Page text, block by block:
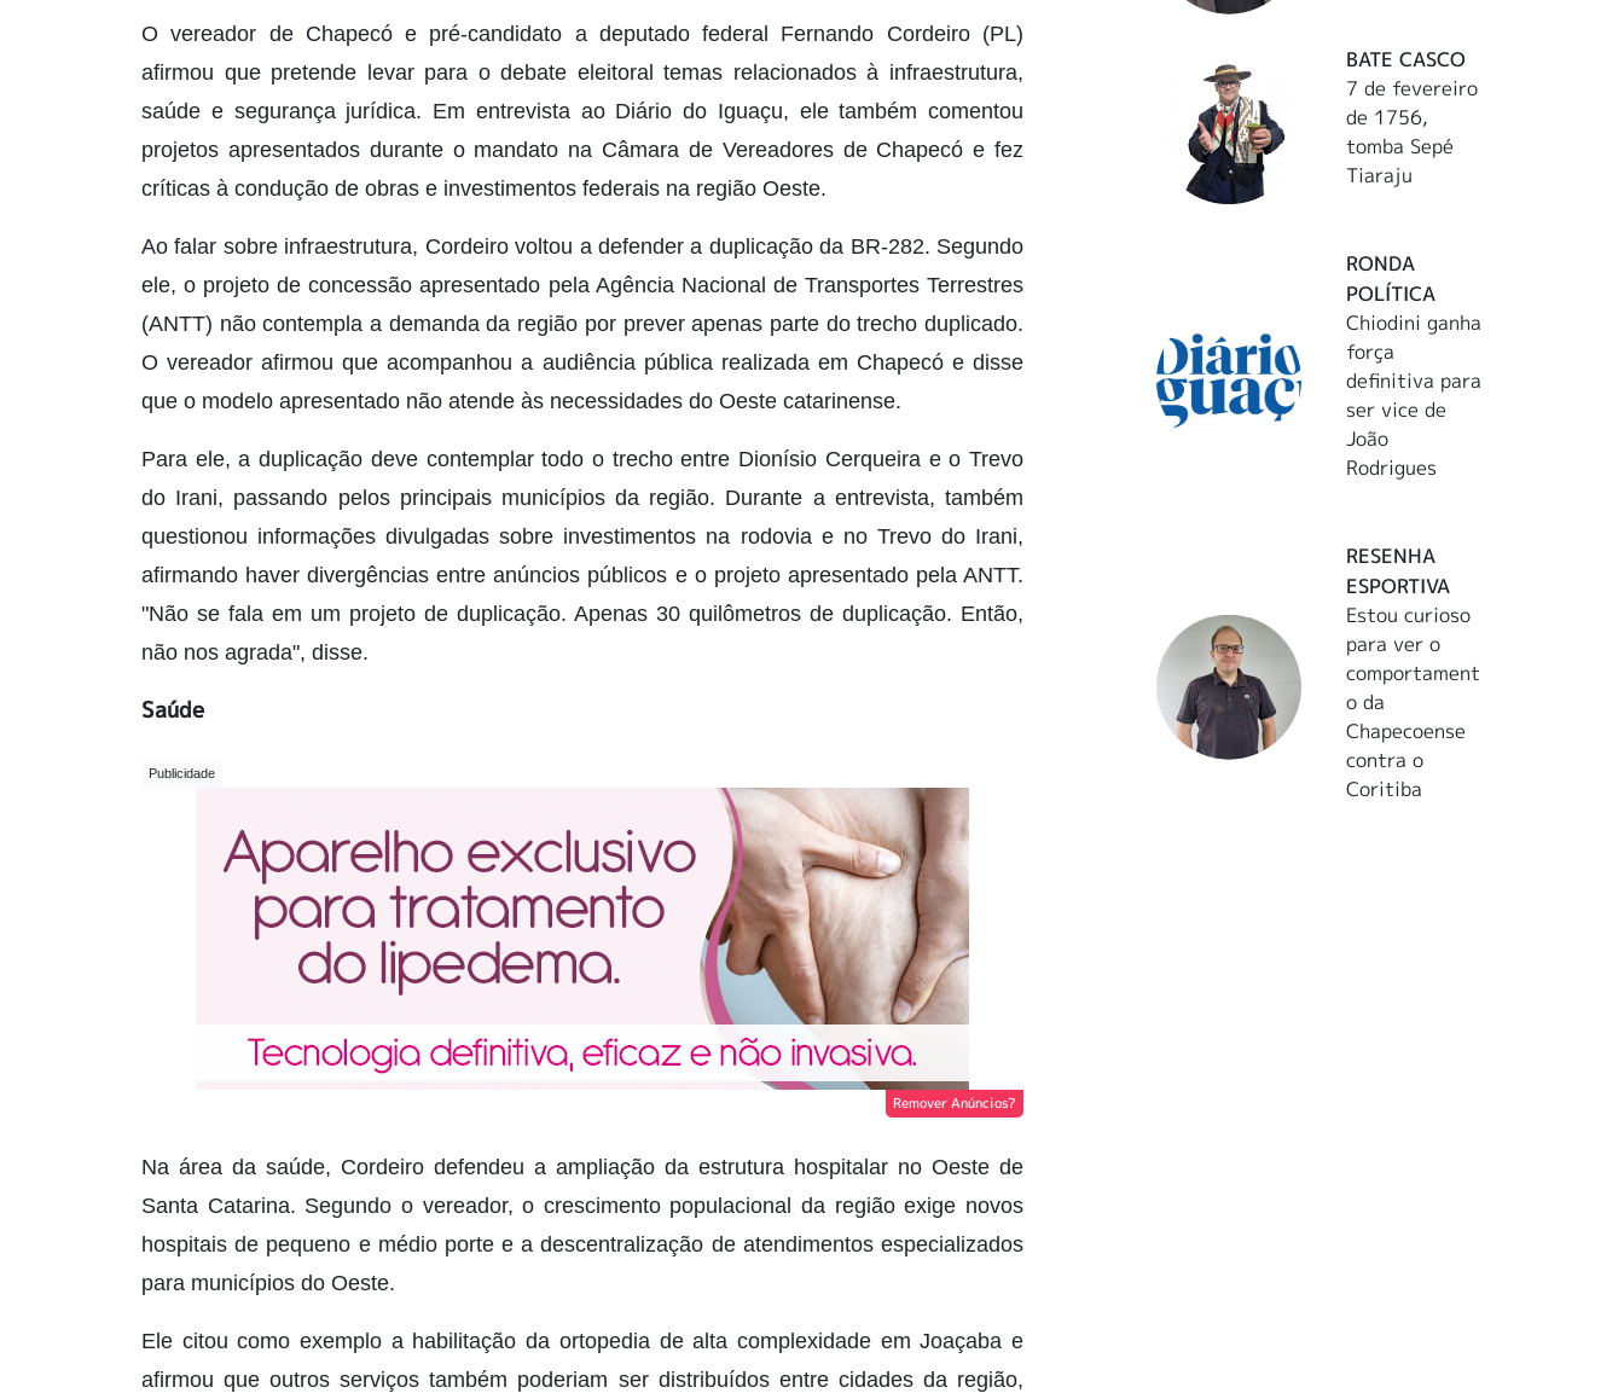
O vereador de Chapecó e pré-candidato a deputado federal Fernando Cordeiro (PL)
afirmou que pretende levar para o debate eleitoral temas relacionados à infraestrutura,
saúde e segurança jurídica. Em entrevista ao Diário do Iguaçu, ele também comentou
projetos apresentados durante o mandato na Câmara de Vereadores de Chapecó e fez
críticas à condução de obras e investimentos federais na região Oeste.
Ao falar sobre infraestrutura, Cordeiro voltou a defender a duplicação da BR-282. Segundo
ele, o projeto de concessão apresentado pela Agência Nacional de Transportes Terrestres
(ANTT) não contempla a demanda da região por prever apenas parte do trecho duplicado.
O vereador afirmou que acompanhou a audiência pública realizada em Chapecó e disse
que o modelo apresentado não atende às necessidades do Oeste catarinense.
Para ele, a duplicação deve contemplar todo o trecho entre Dionísio Cerqueira e o Trevo
do Irani, passando pelos principais municípios da região. Durante a entrevista, também
questionou informações divulgadas sobre investimentos na rodovia e no Trevo do Irani,
afirmando haver divergências entre anúncios públicos e o projeto apresentado pela ANTT.
"Não se fala em um projeto de duplicação. Apenas 30 quilômetros de duplicação. Então,
não nos agrada", disse.
Saúde
Remover Anúncios?
Na área da saúde, Cordeiro defendeu a ampliação da estrutura hospitalar no Oeste de
Santa Catarina. Segundo o vereador, o crescimento populacional da região exige novos
hospitais de pequeno e médio porte e a descentralização de atendimentos especializados
para municípios do Oeste.
Ele citou como exemplo a habilitação da ortopedia de alta complexidade em Joaçaba e
afirmou que outros serviços também poderiam ser distribuídos entre cidades da região,
BATE CASCO
7 de fevereiro
de 1756,
tomba Sepé
Tiaraju
RONDA
POLÍTICA
Chiodini ganha
força
definitiva para
ser vice de
João
Rodrigues
RESENHA
ESPORTIVA
Estou curioso
para ver o
comportament
o da
Chapecoense
contra o
Coritiba